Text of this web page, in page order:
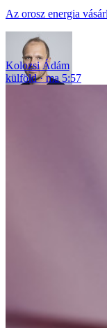
Az orosz energia
Kolozsi Ádám
külföld
ma 5:57